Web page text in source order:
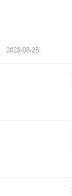
2023-08-28